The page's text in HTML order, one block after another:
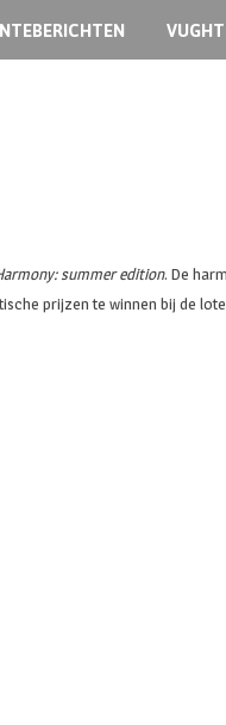
summer edition. De
prijzen te winnen bij de